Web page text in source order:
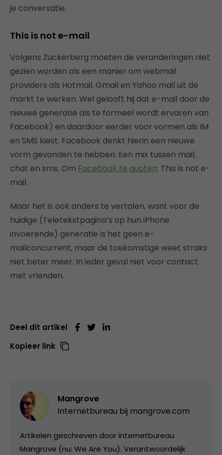
je conversatie.
This is not e-mail
Volgens Zuckerberg moeten de veranderingen niet
gezien worden als een manier om webmail
providers als Hotmail, Gmail en Yahoo mail uit de
markt te werken. Wel gelooft hij dat e-mail door de
nieuwe generatie als te formeel wordt ervaren van
Facebook) en daardoor eerder voor vormen als IM
en SMS kiest. Facebook denkt hierin een nieuwe
vorm gevonden te hebben. Een mix tussen mail,
chat en sms. Om Facebook te quoten: This is not e-
mail.
Maar het is ook anders te vertalen, want voor de
huidige (Teletekstpagina’s op hun iPhone
invoerende) generatie is het geen e-
mailconcurrent, maar de toekomstige weet straks
niet beter meer. In ieder geval niet voor contact
met vrienden.
Deel dit artikel
Kopieer link
Mangrove
Internetbureau bij mangrove.com
Artikelen geschreven door internetbureau
Mangrove (nu: We Are You). Verantwoordelijk